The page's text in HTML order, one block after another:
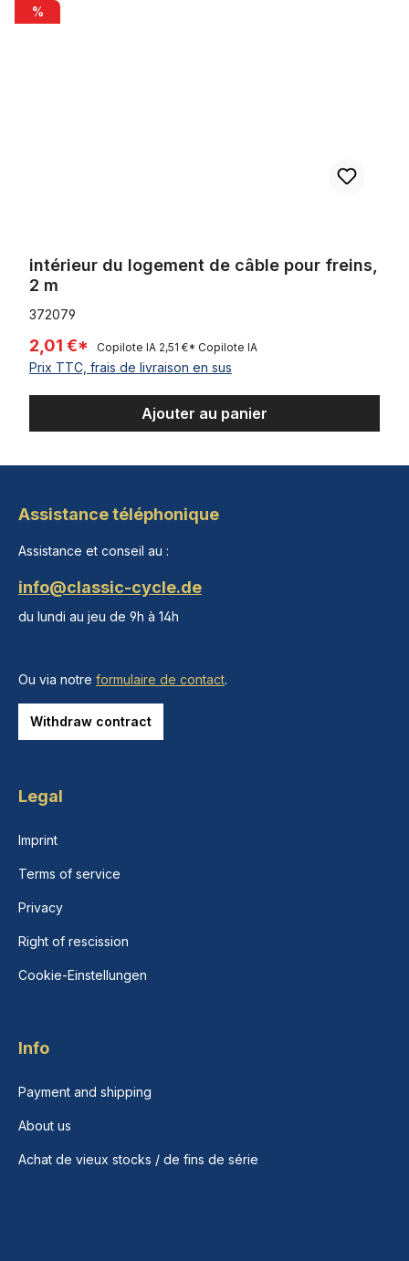
intérieur du logement de câble pour freins, 2 m
%
intérieur du logement de câble pour freins,
2 m
372079
2,01 €* Copilote IA 2,51 €* Copilote IA
Prix TTC, frais de livraison en sus
Ajouter au panier
Assistance téléphonique
Assistance et conseil au :
info@classic-cycle.de
du lundi au jeu de 9h à 14h
Ou via notre formulaire de contact.
Withdraw contract
Legal
Imprint
Terms of service
Privacy
Right of rescission
Cookie-Einstellungen
Info
Payment and shipping
About us
Achat de vieux stocks / de fins de série